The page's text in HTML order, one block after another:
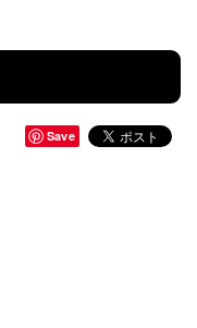
Save